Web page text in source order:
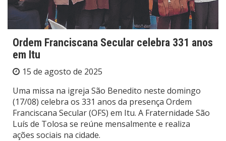
Ordem Franciscana Secular celebra 331 anos
em Itu
15 de agosto de 2025
Uma missa na igreja São Benedito neste domingo
(17/08) celebra os 331 anos da presença Ordem
Franciscana Secular (OFS) em Itu. A Fraternidade São
Luís de Tolosa se reúne mensalmente e realiza
ações sociais na cidade.